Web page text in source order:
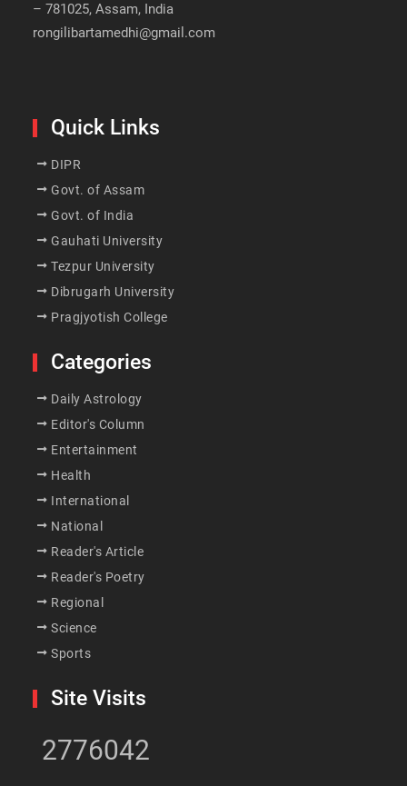
– 781025, Assam, India
rongilibartamedhi@gmail.com
Quick Links
DIPR
Govt. of Assam
Govt. of India
Gauhati University
Tezpur University
Dibrugarh University
Pragjyotish College
Categories
Daily Astrology
Editor's Column
Entertainment
Health
International
National
Reader's Article
Reader's Poetry
Regional
Science
Sports
Site Visits
2776042